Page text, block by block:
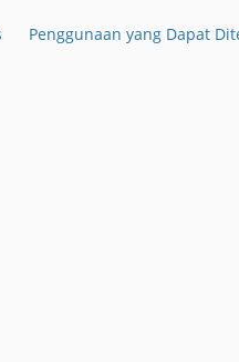
Penggunaan yang Dapat